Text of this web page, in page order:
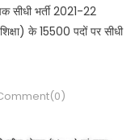
सीधी भर्ती 2021-22
के 15500 पदों पर सीधी